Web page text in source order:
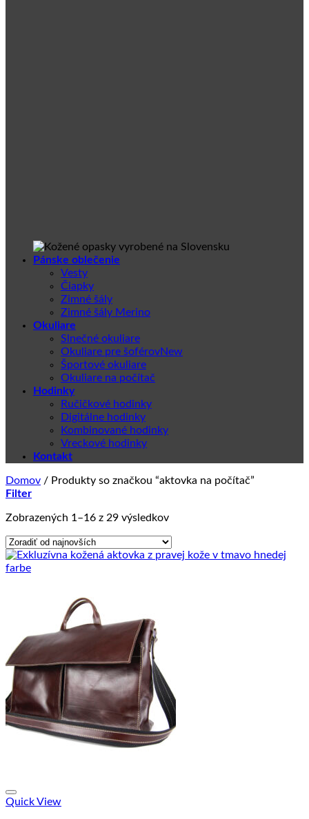
Pánske oblečenie
Vesty
Čiapky
Zimné šály
Zimné šály Merino
Okuliare
Slnečné okuliare
Okuliare pre šoférov
Športové okuliare
Okuliare na počítač
Hodinky
Ručičkové hodinky
Digitálne hodinky
Kombinované hodinky
Vreckové hodinky
Kontakt
Domov / Produkty so značkou “aktovka na počítač”
Filter
Zobrazených 1–16 z 29 výsledkovZoradené
najnovších
Quick View